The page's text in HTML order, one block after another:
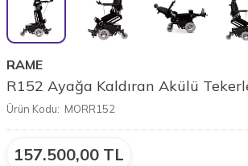
RAME
R152 Ayağa Kaldıran Akülü
Ürün Kodu: MORR152
157.500,00 TL